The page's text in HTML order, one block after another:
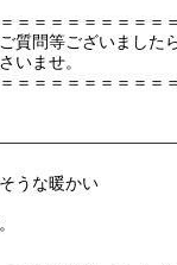
＝＝＝＝＝＝＝＝＝
質問等ございましたら
いませ。
＝＝＝＝＝＝＝＝＝
うな暖かい
。